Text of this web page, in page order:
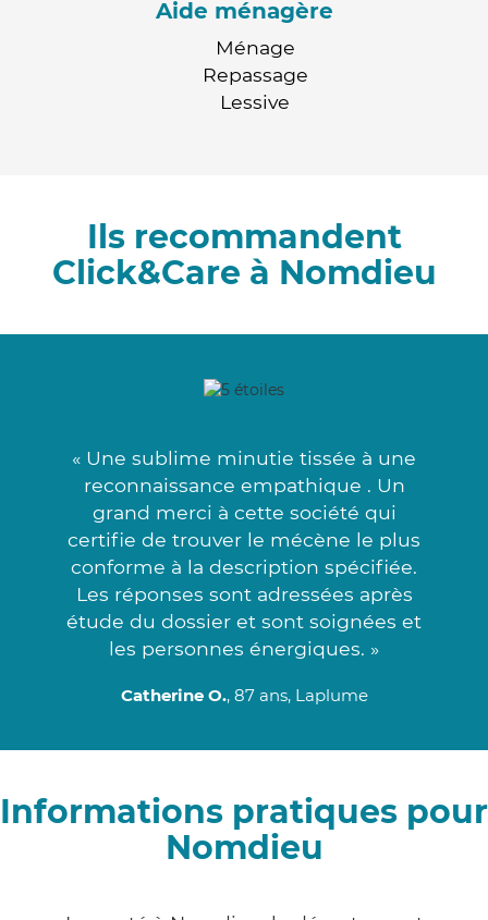
Aide ménagère
Ménage
Repassage
Lessive
Ils recommandent
Click&Care à Nomdieu
« Une sublime minutie tissée à une
reconnaissance empathique . Un
grand merci à cette société qui
certifie de trouver le mécène le plus
conforme à la description spécifiée.
Les réponses sont adressées après
étude du dossier et sont soignées et
les personnes énergiques. »
Catherine O., 87 ans, Laplume
Informations pratiques pour
Nomdieu